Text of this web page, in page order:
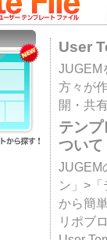
User
JUGEM
方々が
開・共
テン
ついて
JUGEM
ン」>
から簡
リポブ